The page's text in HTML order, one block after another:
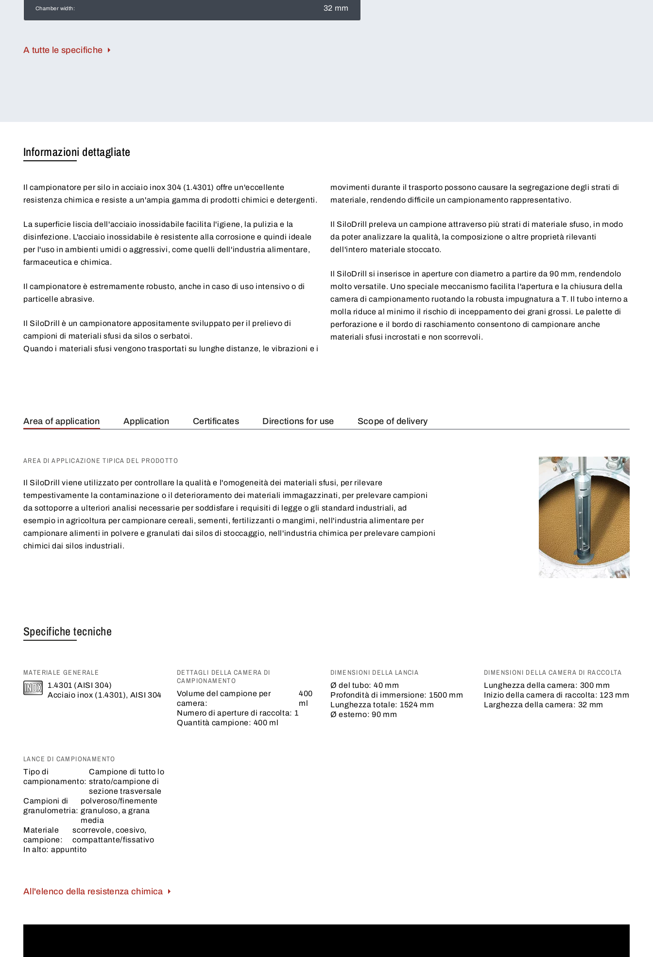
Chamber width: 32 mm
A tutte le specifiche
Informazioni dettagliate
Il campionatore per silo in acciaio inox 304 (1.4301) offre un'eccellente
resistenza chimica e resiste a un'ampia gamma di prodotti chimici e detergenti.
La superficie liscia dell'acciaio inossidabile facilita l'igiene, la pulizia e la
disinfezione. L'acciaio inossidabile è resistente alla corrosione e quindi ideale
per l'uso in ambienti umidi o aggressivi, come quelli dell'industria alimentare,
farmaceutica e chimica.
Il campionatore è estremamente robusto, anche in caso di uso intensivo o di
particelle abrasive.
Il SiloDrill è un campionatore appositamente sviluppato per il prelievo di
campioni di materiali sfusi da silos o serbatoi.
Quando i materiali sfusi vengono trasportati su lunghe distanze, le vibrazioni e i
movimenti durante il trasporto possono causare la segregazione degli strati di
materiale, rendendo difficile un campionamento rappresentativo.
Il SiloDrill preleva un campione attraverso più strati di materiale sfuso, in modo
da poter analizzare la qualità, la composizione o altre proprietà rilevanti
dell'intero materiale stoccato.
Il SiloDrill si inserisce in aperture con diametro a partire da 90 mm, rendendolo
molto versatile. Uno speciale meccanismo facilita l'apertura e la chiusura della
camera di campionamento ruotando la robusta impugnatura a T. Il tubo interno a
molla riduce al minimo il rischio di inceppamento dei grani grossi. Le palette di
perforazione e il bordo di raschiamento consentono di campionare anche
materiali sfusi incrostati e non scorrevoli.
Area of application Application Certificates Directions for use Scope of delivery
AREA DI APPLICAZIONE TIPICA DEL PRODOTTO
Il SiloDrill viene utilizzato per controllare la qualità e l'omogeneità dei materiali sfusi, per rilevare
tempestivamente la contaminazione o il deterioramento dei materiali immagazzinati, per prelevare campioni
da sottoporre a ulteriori analisi necessarie per soddisfare i requisiti di legge o gli standard industriali, ad
esempio in agricoltura per campionare cereali, sementi, fertilizzanti o mangimi, nell'industria alimentare per
campionare alimenti in polvere e granulati dai silos di stoccaggio, nell'industria chimica per prelevare campioni
chimici dai silos industriali.
Specifiche tecniche
MATERIALE GENERALE
1.4301 (AISI 304)
Acciaio inox (1.4301), AISI 304
DETTAGLI DELLA CAMERA DI
CAMPIONAMENTO
Volume del campione per
camera:
400
ml
Numero di aperture di raccolta: 1
Quantità campione: 400 ml
DIMENSIONI DELLA LANCIA
Ø del tubo: 40 mm
Profondità di immersione: 1500 mm
Lunghezza totale: 1524 mm
Ø esterno: 90 mm
DIMENSIONI DELLA CAMERA DI RACCOLTA
Lunghezza della camera: 300 mm
Inizio della camera di raccolta: 123 mm
Larghezza della camera: 32 mm
LANCE DI CAMPIONAMENTO
Tipo di
campionamento:
Campione di tutto lo
strato/campione di
sezione trasversale
Campioni di
granulometria:
polveroso/finemente
granuloso, a grana
media
Materiale
campione:
scorrevole, coesivo,
compattante/fissativo
In alto: appuntito
All'elenco della resistenza chimica